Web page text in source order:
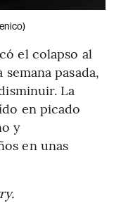
el colapso al
pasada,
La
en picado
y
en unas